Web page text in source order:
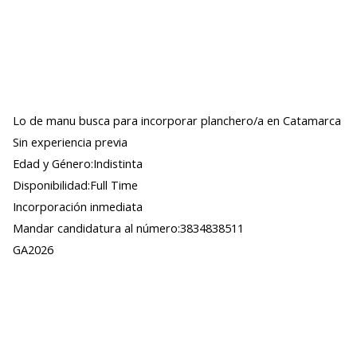
Lo de manu busca para incorporar planchero/a en Catamarca
Sin experiencia previa
Edad y Género:Indistinta
Disponibilidad:Full Time
Incorporación inmediata
Mandar candidatura al número:3834838511
GA2026